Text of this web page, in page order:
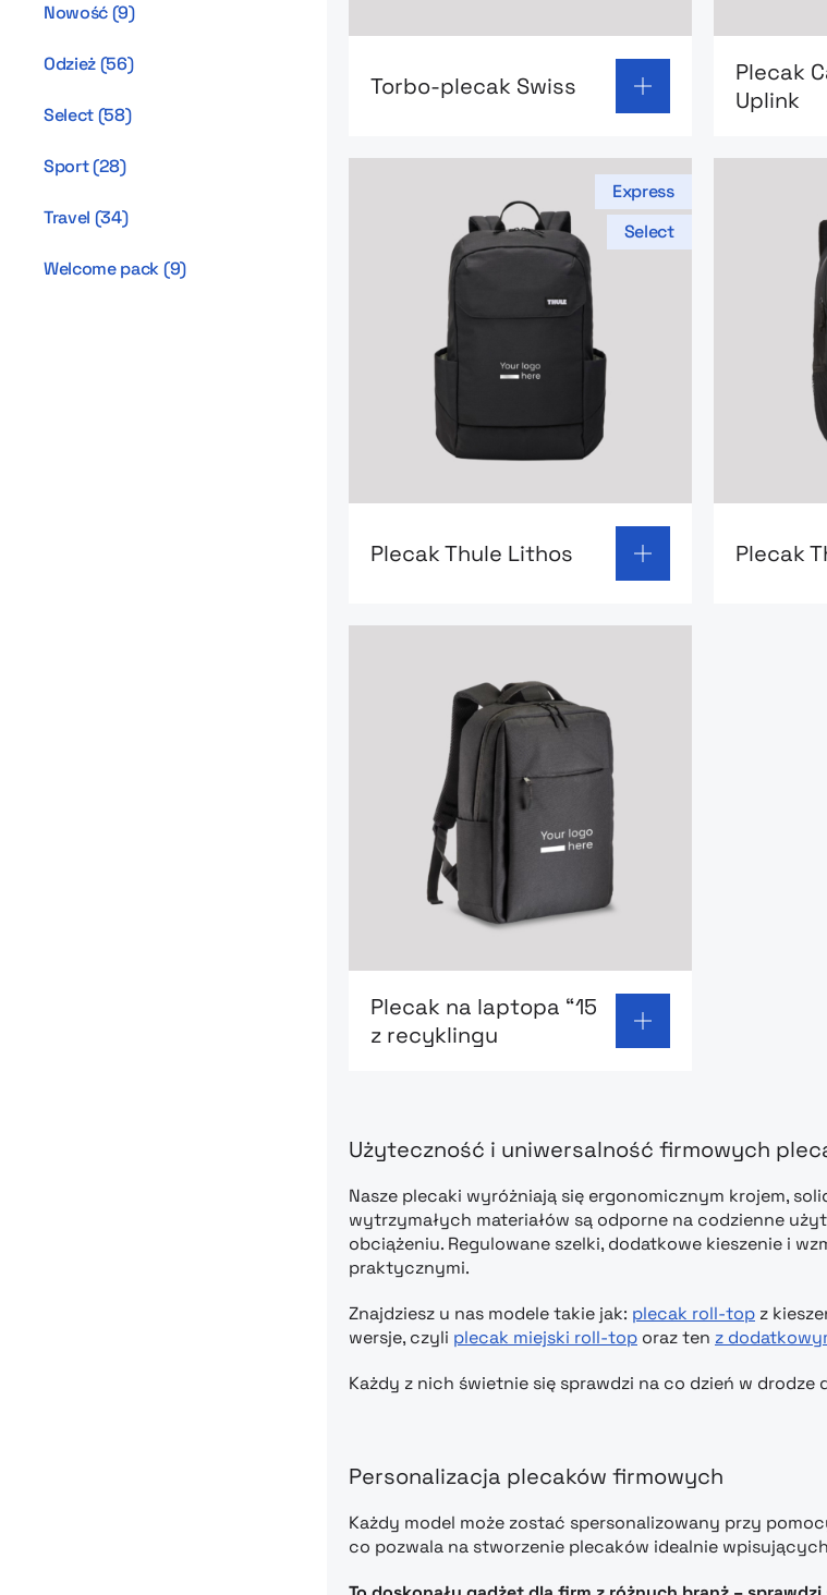
Nowość(9)
Odzież(56)
Select(58)
Sport(28)
Travel (34)
Welcome pack(9)
Torbo-plecak Swiss
Plecak
Uplink
Express
Select
Plecak Thule Lithos Plecak
Plecak na laptopa “15
z recyklingu
Użyteczność i uniwersalność firmowych
Nasze plecaki wyróżniają się ergonomicznym krojem,
wytrzymałych materiałów są odporne na codzienne
obciążeniu. Regulowane szelki, dodatkowe kieszenie i
praktycznymi.
Znajdziesz u nas modele takie jak: plecak roll-top z
wersje, czyli plecak miejski roll-top oraz ten z
Każdy z nich świetnie się sprawdzi na co dzień w
Personalizacja plecaków firmowych
Każdy model może zostać spersonalizowany przy
co pozwala na stworzenie plecaków idealnie